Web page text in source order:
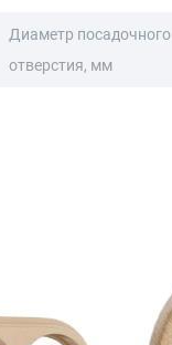
Диаметр посадочного
отверстия, мм